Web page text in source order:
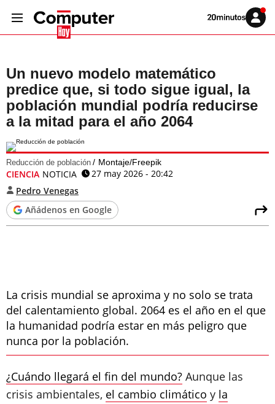
Volver
Iniciar
sesión
Un nuevo modelo matemático
predice que, si todo sigue igual, la
población mundial podría reducirse
a la mitad para el año 2064
Reducción de población Montaje/Freepik
CIENCIA NOTICIA
27 may 2026 - 20:42
Pedro Venegas
Añádenos en Google
La crisis mundial se aproxima y no solo se trata
del calentamiento global. 2064 es el año en el que
la humanidad podría estar en más peligro que
nunca por la población.
¿Cuándo llegará el fin del mundo? Aunque las
crisis ambientales, el cambio climático y la